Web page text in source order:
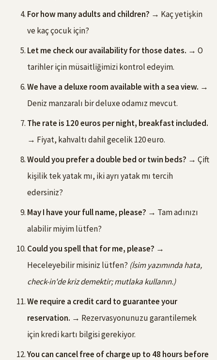
For how many adults and children? → Kaç yetişkin
ve kaç çocuk için?
Let me check our availability for those dates. → O
tarihler için müsaitliğimizi kontrol edeyim.
We have a deluxe room available with a sea view. →
Deniz manzaralı bir deluxe odamız mevcut.
The rate is 120 euros per night, breakfast included.
→ Fiyat, kahvaltı dahil gecelik 120 euro.
Would you prefer a double bed or twin beds? → Çift
kişilik tek yatak mı, iki ayrı yatak mı tercih
edersiniz?
May I have your full name, please? → Tam adınızı
alabilir miyim lütfen?
Could you spell that for me, please? →
Heceleyebilir misiniz lütfen? (İsim yazımında hata,
check-in'de kriz demektir; mutlaka kullanın.)
We require a credit card to guarantee your
reservation. → Rezervasyonunuzu garantilemek
için kredi kartı bilgisi gerekiyor.
You can cancel free of charge up to 48 hours before